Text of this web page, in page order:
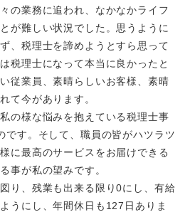
の業務に追われ、なかなかライフ
が難しい状況でした。思うように
、税理士を諦めようとすら思って
税理士になって本当に良かったと
従業員、素晴らしいお客様、素晴
て今があります。
の様な悩みを抱えている税理士事
です。そして、職員の皆がハツラツ
に最高のサービスをお届けできる
事が私の望みです。
り、残業も出来る限り0にし、有給
うにし、年間休日も127日ありま